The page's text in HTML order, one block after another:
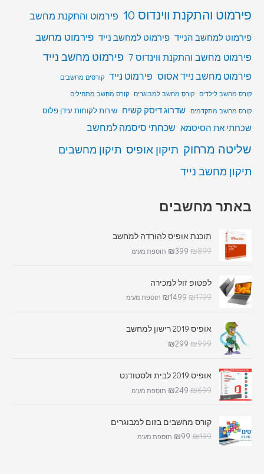
פירמוט והתקנת ווינדוס 10 פירמוט והתקנת מחשב
פירמוט למחשב הנייד פירמוט למחשב נייד פירמוט מחשב
פירמוט מחשב והתקנת ווינדוס 7
פירמוט מחשב נייד
פירמוט מחשב נייד אסוס פירמוט נייד קורסים מחשבים
קורס מחשב לילדים
קורס מחשב למבוגרים
קורס מחשב מתחילים
קורס מחשב מתקדמים
שדרוג דיסק קשיח שירות לקוחות עידן פלוס
שכחתי את הסיסמא שכחתי סיסמה למחשב
שליטה מרחוק תיקון אופיס תיקון מחשבים
תיקון מחשב נייד
באתר מחשבים
תוכנת אופיס להורדה למחשב
₪899
₪399 תוספת מע"מ
לפטופ זול למכירה
₪1799
₪1499 תוספת מע"מ
אופיס 2019 רישון למחשב
₪999
₪299
אופיס 2019 לבית ולסטודנט
₪699
₪249 תוספת מע"מ
קורס מחשבים בזום למבוגרים
₪199
₪99 תוספת מע"מ